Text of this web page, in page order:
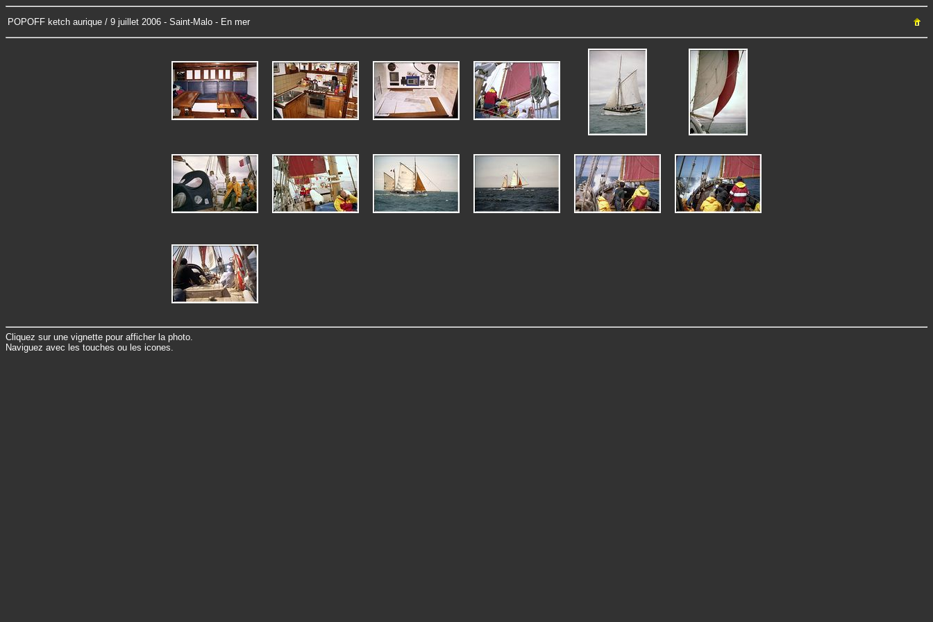
POPOFF ketch aurique / 9 juillet 2006 - Saint-Malo - En mer
Cliquez sur une vignette pour afficher la photo.
Naviguez avec les touches ou les icones.